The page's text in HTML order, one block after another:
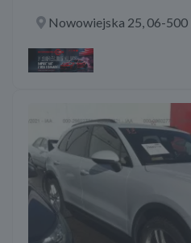
Nowowiejska 25, 06-500